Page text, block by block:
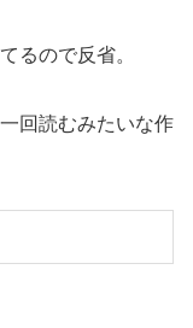
るので反省。
回読むみたいな作